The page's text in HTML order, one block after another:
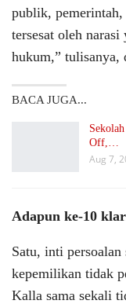
publik, pemerintah,
tersesat oleh
hukum,” tulisanya,
BACA JUGA...
Off,…
Aug 7,
Adapun ke-10
Satu, inti
kepemilikan tidak
Kalla sama sekali